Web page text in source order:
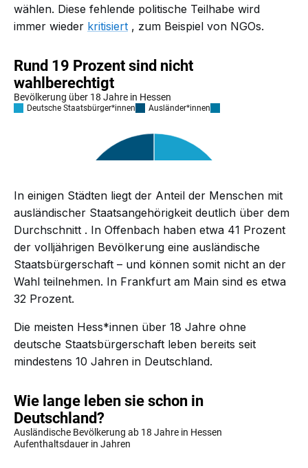
wählen. Diese fehlende politische Teilhabe wird
immer wieder kritisiert , zum Beispiel von NGOs.
In einigen Städten liegt der Anteil der Menschen mit
ausländischer Staatsangehörigkeit deutlich über dem
Durchschnitt . In Offenbach haben etwa 41 Prozent
der volljährigen Bevölkerung eine ausländische
Staatsbürgerschaft – und können somit nicht an der
Wahl teilnehmen. In Frankfurt am Main sind es etwa
32 Prozent.
Die meisten Hess*innen über 18 Jahre ohne
deutsche Staatsbürgerschaft leben bereits seit
mindestens 10 Jahren in Deutschland.